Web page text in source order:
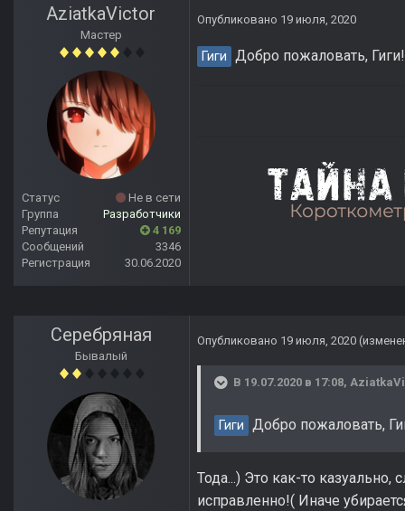
AziatkaVictor
Мастер
Статус
Не в сети
Группа
Разработчики
Репутация
4 169
Сообщений
3346
Регистрация
30.06.2020
Опубликовано 19 июля, 2020
Гиги Добро пожаловать,
Серебряная
Бывалый
Опубликовано 19 июля, 2020
В 19.07.2020 в 17:08,
Гиги Добро пожаловать,
Тода...) Это как-то
исправленно!( Иначе